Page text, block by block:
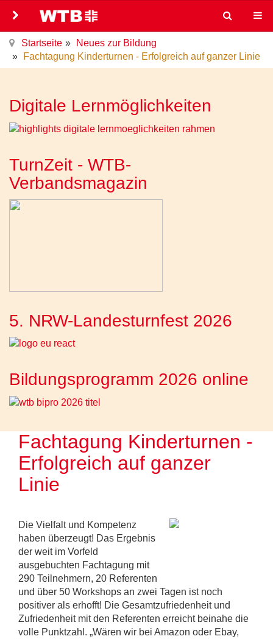
Startseite
Neues zur Bildung
Fachtagung Kinderturnen - Erfolgreich auf ganzer Linie
Digitale Lernmöglichkeiten
TurnZeit - WTB-
Verbandsmagazin
5. NRW-Landesturnfest 2026
Bildungsprogramm 2026 online
Fachtagung Kinderturnen -
Erfolgreich auf ganzer
Linie
Die Vielfalt und Kompetenz
haben überzeugt! Das Ergebnis
der weit im Vorfeld
ausgebuchten Fachtagung mit
290 Teilnehmern, 20 Referenten
und über 50 Workshops an zwei Tagen ist noch
positiver als erhofft! Die Gesamtzufriedenheit und
Zufriedenheit mit den Referenten erreicht beinahe die
volle Punktzahl. „Wären wir bei Amazon oder Ebay,